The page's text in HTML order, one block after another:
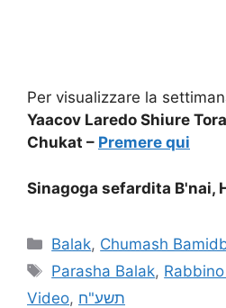
Per visualizzare la
Yaacov Laredo Shiure
Chukat – Premere qui
Sinagoga sefardita B'nai,
Balak, Chumash
Parasha Balak,
Video, תשע"ח